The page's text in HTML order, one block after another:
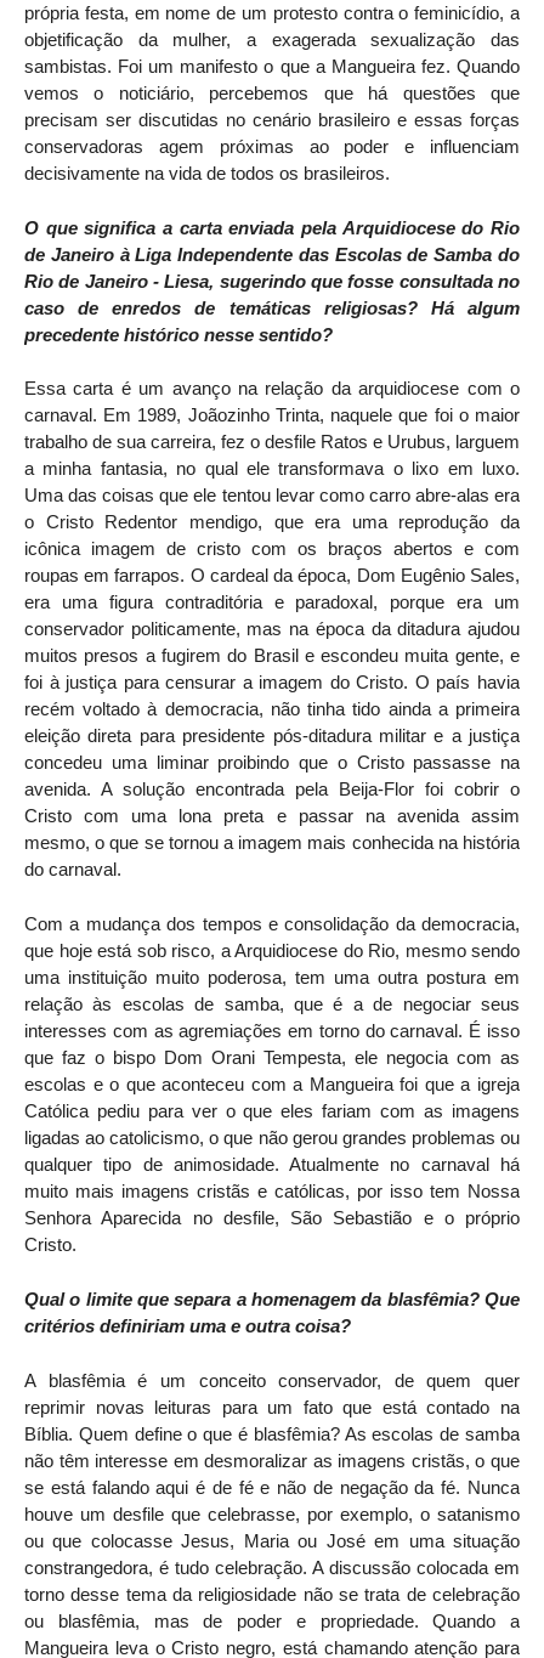
própria festa, em nome de um protesto contra o feminicídio, a
objetificação da mulher, a exagerada sexualização das
sambistas. Foi um manifesto o que a Mangueira fez. Quando
vemos o noticiário, percebemos que há questões que
precisam ser discutidas no cenário brasileiro e essas forças
conservadoras agem próximas ao poder e influenciam
decisivamente na vida de todos os brasileiros.
O que significa a carta enviada pela Arquidiocese do Rio
de Janeiro à Liga Independente das Escolas de Samba do
Rio de Janeiro - Liesa, sugerindo que fosse consultada no
caso de enredos de temáticas religiosas? Há algum
precedente histórico nesse sentido?
Essa carta é um avanço na relação da arquidiocese com o
carnaval. Em 1989, Joãozinho Trinta, naquele que foi o maior
trabalho de sua carreira, fez o desfile Ratos e Urubus, larguem
a minha fantasia, no qual ele transformava o lixo em luxo.
Uma das coisas que ele tentou levar como carro abre-alas era
o Cristo Redentor mendigo, que era uma reprodução da
icônica imagem de cristo com os braços abertos e com
roupas em farrapos. O cardeal da época, Dom Eugênio Sales,
era uma figura contraditória e paradoxal, porque era um
conservador politicamente, mas na época da ditadura ajudou
muitos presos a fugirem do Brasil e escondeu muita gente, e
foi à justiça para censurar a imagem do Cristo. O país havia
recém voltado à democracia, não tinha tido ainda a primeira
eleição direta para presidente pós-ditadura militar e a justiça
concedeu uma liminar proibindo que o Cristo passasse na
avenida. A solução encontrada pela Beija-Flor foi cobrir o
Cristo com uma lona preta e passar na avenida assim
mesmo, o que se tornou a imagem mais conhecida na história
do carnaval.
Com a mudança dos tempos e consolidação da democracia,
que hoje está sob risco, a Arquidiocese do Rio, mesmo sendo
uma instituição muito poderosa, tem uma outra postura em
relação às escolas de samba, que é a de negociar seus
interesses com as agremiações em torno do carnaval. É isso
que faz o bispo Dom Orani Tempesta, ele negocia com as
escolas e o que aconteceu com a Mangueira foi que a igreja
Católica pediu para ver o que eles fariam com as imagens
ligadas ao catolicismo, o que não gerou grandes problemas ou
qualquer tipo de animosidade. Atualmente no carnaval há
muito mais imagens cristãs e católicas, por isso tem Nossa
Senhora Aparecida no desfile, São Sebastião e o próprio
Cristo.
Qual o limite que separa a homenagem da blasfêmia? Que
critérios definiriam uma e outra coisa?
A blasfêmia é um conceito conservador, de quem quer
reprimir novas leituras para um fato que está contado na
Bíblia. Quem define o que é blasfêmia? As escolas de samba
não têm interesse em desmoralizar as imagens cristãs, o que
se está falando aqui é de fé e não de negação da fé. Nunca
houve um desfile que celebrasse, por exemplo, o satanismo
ou que colocasse Jesus, Maria ou José em uma situação
constrangedora, é tudo celebração. A discussão colocada em
torno desse tema da religiosidade não se trata de celebração
ou blasfêmia, mas de poder e propriedade. Quando a
Mangueira leva o Cristo negro, está chamando atenção para